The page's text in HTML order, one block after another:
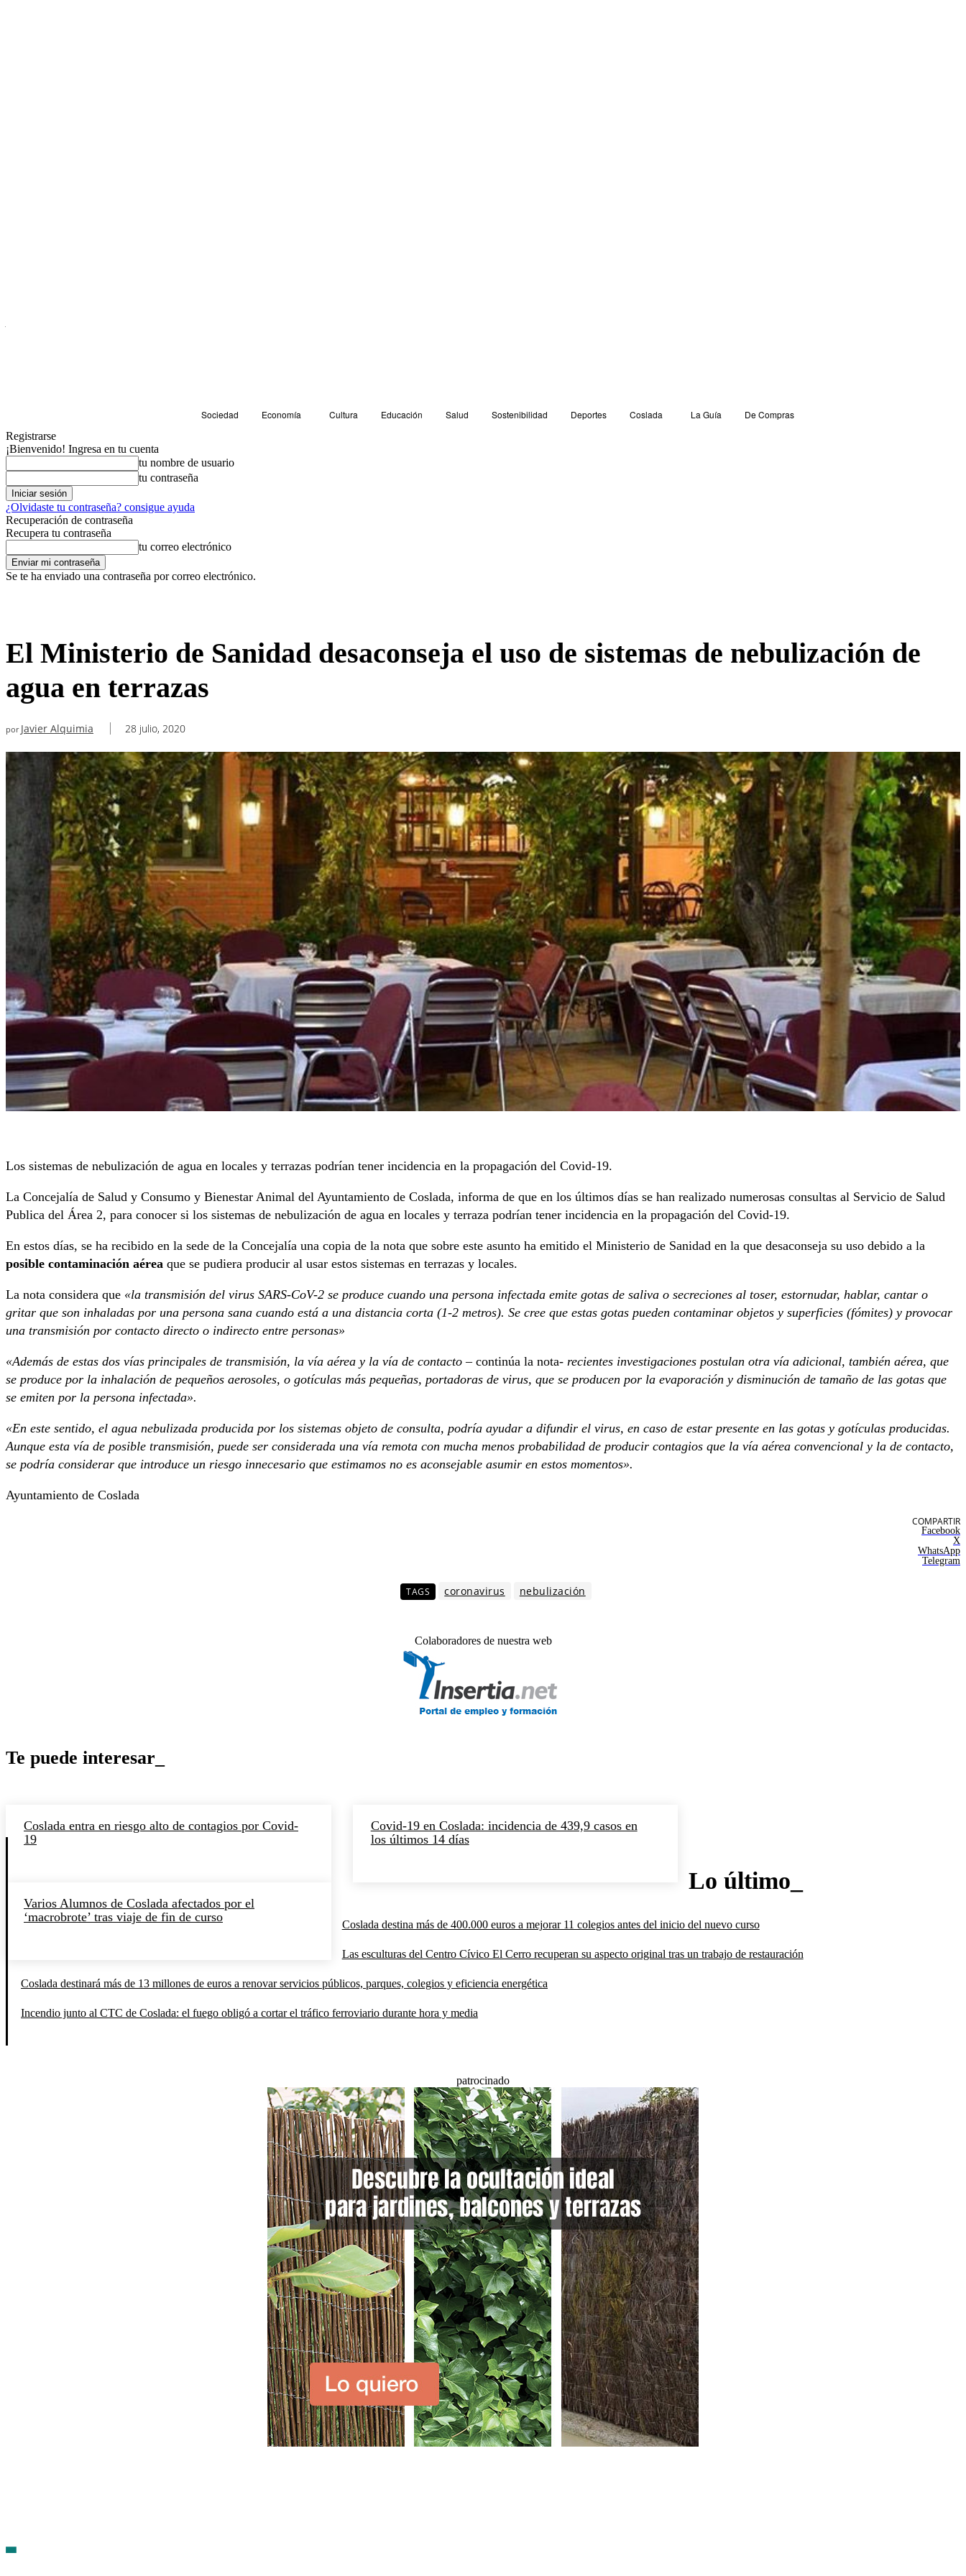
Sociedad Economía Cultura Educación Salud Sostenibilidad Deportes Coslada La Guía
De Compras
Registrarse
¡Bienvenido! Ingresa en tu cuenta
tu nombre de usuario
tu contraseña
¿Olvidaste tu contraseña? consigue ayuda
Recuperación de contraseña
Recupera tu contraseña
tu correo electrónico
Se te ha enviado una contraseña por correo electrónico.
El Ministerio de Sanidad desaconseja el uso de sistemas de nebulización de
agua en terrazas
por Javier Alquimia 28 julio, 2020
Los sistemas de nebulización de agua en locales y terrazas podrían tener incidencia en la propagación del Covid-19.
La Concejalía de Salud y Consumo y Bienestar Animal del Ayuntamiento de Coslada, informa de que en los últimos días se han realizado numerosas consultas al Servicio de Salud
Publica del Área 2, para conocer si los sistemas de nebulización de agua en locales y terraza podrían tener incidencia en la propagación del Covid-19.
En estos días, se ha recibido en la sede de la Concejalía una copia de la nota que sobre este asunto ha emitido el Ministerio de Sanidad en la que desaconseja su uso debido a la
posible contaminación aérea que se pudiera producir al usar estos sistemas en terrazas y locales.
La nota considera que «la transmisión del virus SARS-CoV-2 se produce cuando una persona infectada emite gotas de saliva o secreciones al toser, estornudar, hablar, cantar o
gritar que son inhaladas por una persona sana cuando está a una distancia corta (1-2 metros). Se cree que estas gotas pueden contaminar objetos y superficies (fómites) y provocar
una transmisión por contacto directo o indirecto entre personas»
«Además de estas dos vías principales de transmisión, la vía aérea y la vía de contacto – continúa la nota- recientes investigaciones postulan otra vía adicional, también aérea, que
se produce por la inhalación de pequeños aerosoles, o gotículas más pequeñas, portadoras de virus, que se producen por la evaporación y disminución de tamaño de las gotas que
se emiten por la persona infectada».
«En este sentido, el agua nebulizada producida por los sistemas objeto de consulta, podría ayudar a difundir el virus, en caso de estar presente en las gotas y gotículas producidas.
Aunque esta vía de posible transmisión, puede ser considerada una vía remota con mucha menos probabilidad de producir contagios que la vía aérea convencional y la de contacto,
se podría considerar que introduce un riesgo innecesario que estimamos no es aconsejable asumir en estos momentos».
Ayuntamiento de Coslada
COMPARTIR
Facebook
X
WhatsApp
Telegram
TAGS coronavirus nebulización
Colaboradores de nuestra web
Te puede interesar_
Coslada entra en riesgo alto de contagios por Covid-
19
Covid-19 en Coslada: incidencia de 439,9 casos en
los últimos 14 días
Varios Alumnos de Coslada afectados por el
‘macrobrote’ tras viaje de fin de curso
Lo último_
Coslada destina más de 400.000 euros a mejorar 11 colegios antes del inicio del nuevo curso
Las esculturas del Centro Cívico El Cerro recuperan su aspecto original tras un trabajo de restauración
Coslada destinará más de 13 millones de euros a renovar servicios públicos, parques, colegios y eficiencia energética
Incendio junto al CTC de Coslada: el fuego obligó a cortar el tráfico ferroviario durante hora y media
patrocinado